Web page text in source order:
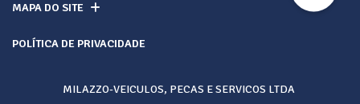
MAPA DO SITE
POLÍTICA DE PRIVACIDADE
MILAZZO-VEICULOS, PECAS E SERVICOS LTDA